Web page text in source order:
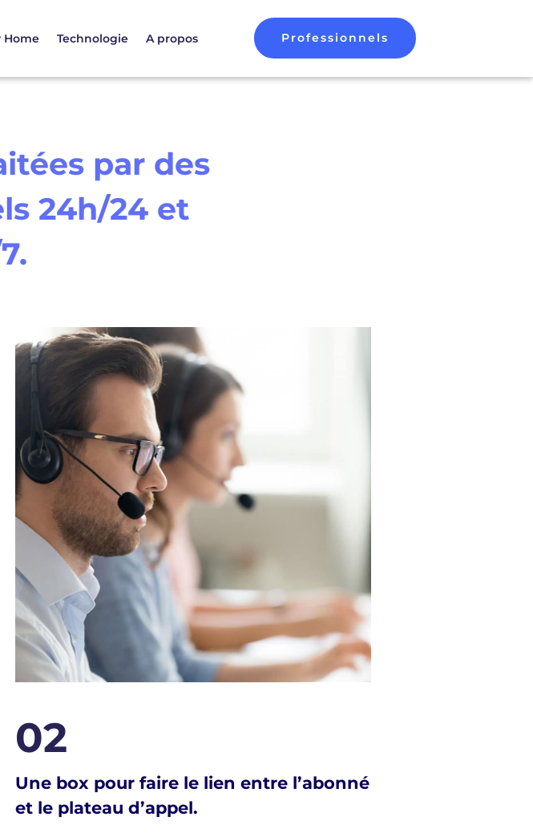
Home Technologie A propos Professionnels
par des
24h/24 et
02
Une box pour faire le lien entre l’abonné
et le plateau d’appel.